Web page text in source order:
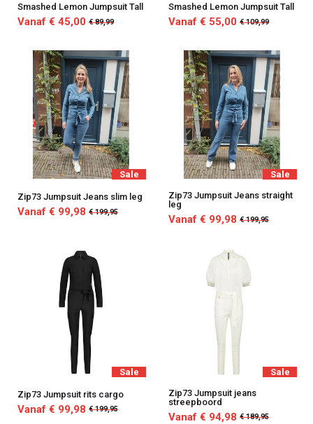
Smashed Lemon Jumpsuit Tall
Vanaf € 45,00 € 89,99
Smashed Lemon Jumpsuit Tall
Vanaf € 55,00 € 109,99
Sale
Zip73 Jumpsuit Jeans slim leg
Vanaf € 99,98 € 199,95
Sale
Zip73 Jumpsuit Jeans straight
leg
Vanaf € 99,98 € 199,95
Sale
Zip73 Jumpsuit rits cargo
Vanaf € 99,98 € 199,95
Sale
Zip73 Jumpsuit jeans
streepboord
Vanaf € 94,98 € 189,95